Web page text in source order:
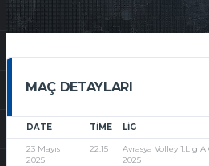
MAÇ DETAYLARI
DATE TIME LIG
23 Mayıs
2025
22:15
Avrasya Volley 1.Lig
2025